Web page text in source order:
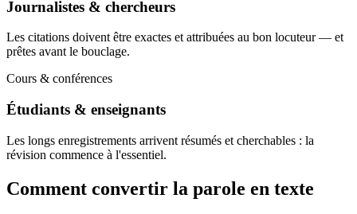
Journalistes & chercheurs
Les citations doivent être exactes et attribuées au bon locuteur — et
prêtes avant le bouclage.
Cours & conférences
Étudiants & enseignants
Les longs enregistrements arrivent résumés et cherchables : la
révision commence à l'essentiel.
Comment convertir la parole en texte